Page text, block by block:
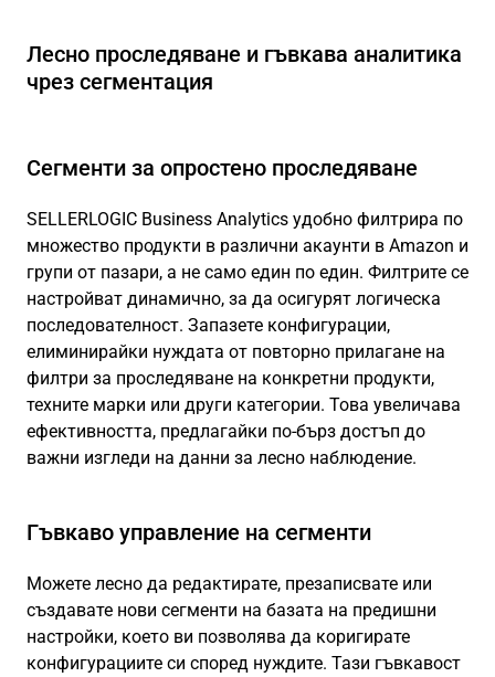
Лесно проследяване и гъвкава аналитика
чрез сегментация
Сегменти за опростено проследяване
SELLERLOGIC Business Analytics удобно филтрира по
множество продукти в различни акаунти в Amazon и
групи от пазари, а не само един по един. Филтрите се
настройват динамично, за да осигурят логическа
последователност. Запазете конфигурации,
елиминирайки нуждата от повторно прилагане на
филтри за проследяване на конкретни продукти,
техните марки или други категории. Това увеличава
ефективността, предлагайки по-бърз достъп до
важни изгледи на данни за лесно наблюдение.
Гъвкаво управление на сегменти
Можете лесно да редактирате, презаписвате или
създавате нови сегменти на базата на предишни
настройки, което ви позволява да коригирате
конфигурациите си според нуждите. Тази гъвкавост